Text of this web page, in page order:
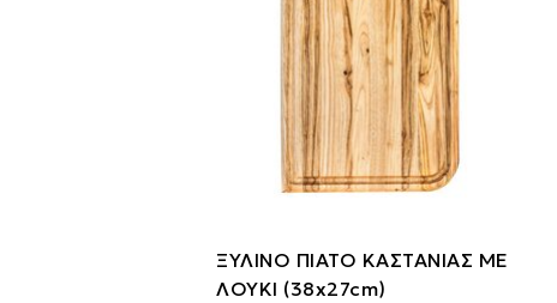
ΞΥΛΙΝΟ ΠΙΑΤΟ ΚΑΣΤΑΝΙΑΣ ΜΕ
ΛΟΥΚΙ (38x27cm)